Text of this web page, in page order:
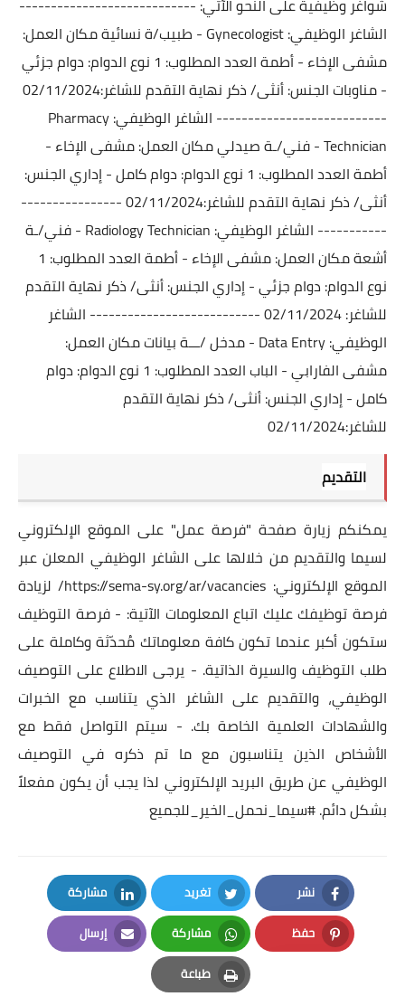
الشاغر الوظيفي: Gynecologist - طبيب/ة نسائية مكان العمل:
مشفى الإخاء - أطمة العدد المطلوب: 1 نوع الدوام: دوام جزئي
- مناوبات الجنس: أنثى/ ذكر نهاية التقدم للشاغر:02/11/2024
--------------------------- الشاغر الوظيفي: Pharmacy
Technician - فني/ـة صيدلي مكان العمل: مشفى الإخاء -
أطمة العدد المطلوب: 1 نوع الدوام: دوام كامل - إداري الجنس:
أنثى/ ذكر نهاية التقدم للشاغر:02/11/2024 ----------------
----------- الشاغر الوظيفي: Radiology Technician - فني/ـة
أشعة مكان العمل: مشفى الإخاء - أطمة العدد المطلوب: 1
نوع الدوام: دوام جزئي - إداري الجنس: أنثى/ ذكر نهاية التقدم
للشاغر: 02/11/2024 --------------------------- الشاغر
الوظيفي: Data Entry - مدخل /ـــة بيانات مكان العمل:
مشفى الفارابي - الباب العدد المطلوب: 1 نوع الدوام: دوام
كامل - إداري الجنس: أنثى/ ذكر نهاية التقدم
للشاغر:02/11/2024
التقديم
يمكنكم زيارة صفحة "فرصة عمل" على الموقع الإلكتروني
لسيما والتقديم من خلالها على الشاغر الوظيفي المعلن عبر
الموقع الإلكتروني: https://sema-sy.org/ar/vacancies/ لزيادة
فرصة توظيفك عليك اتباع المعلومات الآتية: - فرصة التوظيف
ستكون أكبر عندما تكون كافة معلوماتك مُحدّثة وكاملة على
طلب التوظيف والسيرة الذاتية. - يرجى الاطلاع على التوصيف
الوظيفي، والتقديم على الشاغر الذي يتناسب مع الخبرات
والشهادات العلمية الخاصة بك. - سيتم التواصل فقط مع
الأشخاص الذين يتناسبون مع ما تم ذكره في التوصيف
الوظيفي عن طريق البريد الإلكتروني لذا يجب أن يكون مفعلاً
بشكل دائم.#سيما_نحمل_الخير_للجميع
نشر
Facebook
تغريد
Twitter
مشاركة
LinkedIn
حفظ
Pinterest
مشاركة
Whatsapp
إرسال
Email
طباعة
Print